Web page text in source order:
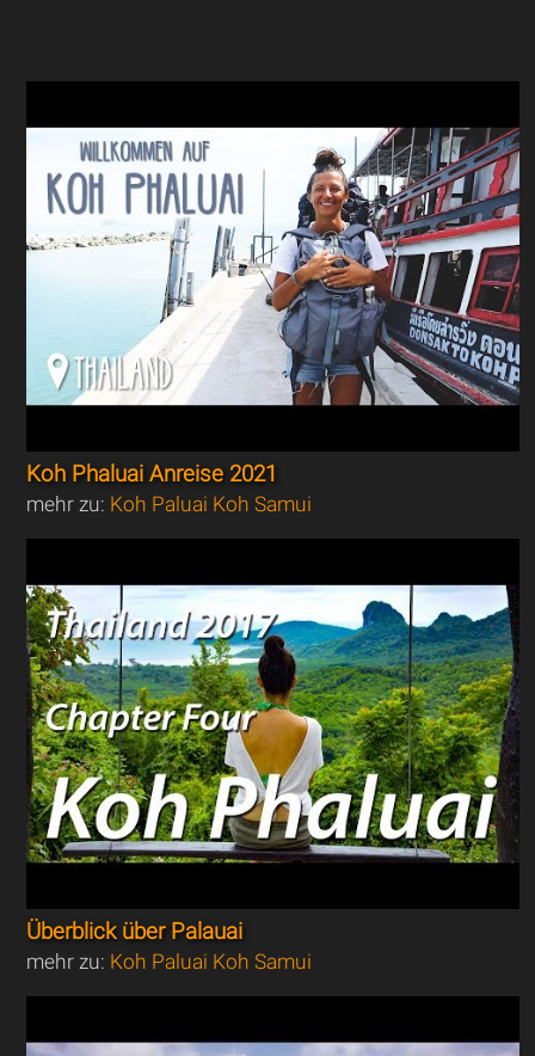
Koh Phaluai Anreise 2021
mehr zu: Koh Paluai Koh Samui
Überblick über Palauai
mehr zu: Koh Paluai Koh Samui